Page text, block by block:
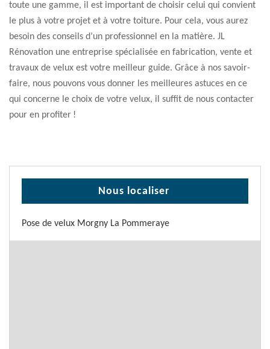
toute une gamme, il est important de choisir celui qui convient
le plus à votre projet et à votre toiture. Pour cela, vous aurez
besoin des conseils d’un professionnel en la matière. JL
Rénovation une entreprise spécialisée en fabrication, vente et
travaux de velux est votre meilleur guide. Grâce à nos savoir-
faire, nous pouvons vous donner les meilleures astuces en ce
qui concerne le choix de votre velux, il suffit de nous contacter
pour en profiter !
Nous localiser
Pose de velux Morgny La Pommeraye